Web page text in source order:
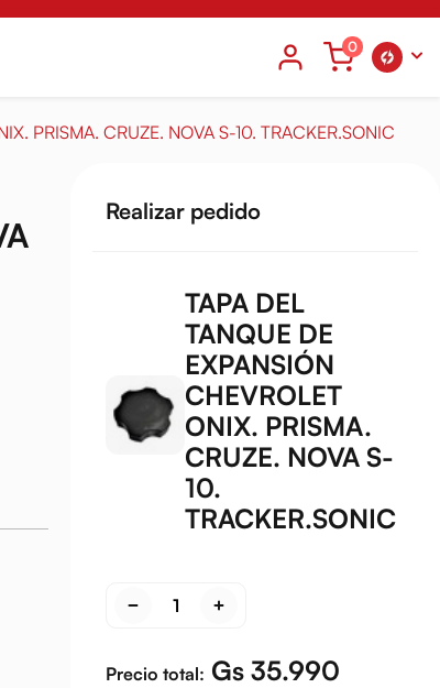
0
PRISMA. CRUZE. NOVA S-10. TRACKER.SONIC
Realizar pedido
TAPA DEL
TANQUE DE
EXPANSIÓN
CHEVROLET
ONIX. PRISMA.
CRUZE. NOVA S-
10.
TRACKER.SONIC
Precio total: Gs 35.990